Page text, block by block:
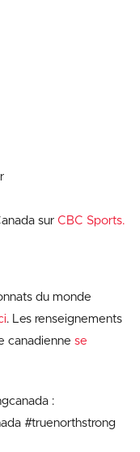
sur CBC Sports.
du monde
. Les renseignements
canadienne se
:
#truenorthstrong